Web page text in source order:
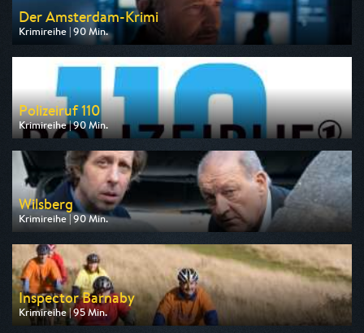
Der Amsterdam-Krimi
Krimireihe | 90 Min.
Ausgestrahlt von ARD
am 13.08.2026, 20:15
Polizeiruf 110
Krimireihe | 90 Min.
Ausgestrahlt von MDR
am 10.08.2026, 20:15
Wilsberg
Krimireihe | 90 Min.
Ausgestrahlt von ZDF neo
am 12.08.2026, 20:15
Inspector Barnaby
Krimireihe | 95 Min.
Ausgestrahlt von ZDF neo